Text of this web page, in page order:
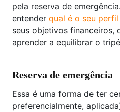
pela reserva de
entender qual é o seu
seus objetivos financeiros,
aprender a equilibrar o
Reserva de emergência
Essa é uma forma de ter
preferencialmente,